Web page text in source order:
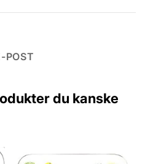
POST
du kanske